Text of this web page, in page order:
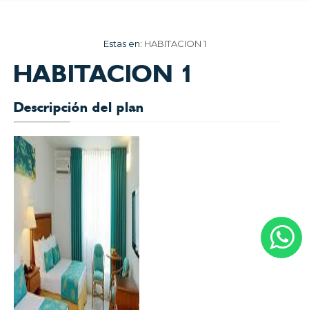
Estas en: HABITACION 1
HABITACION 1
Descripción del plan